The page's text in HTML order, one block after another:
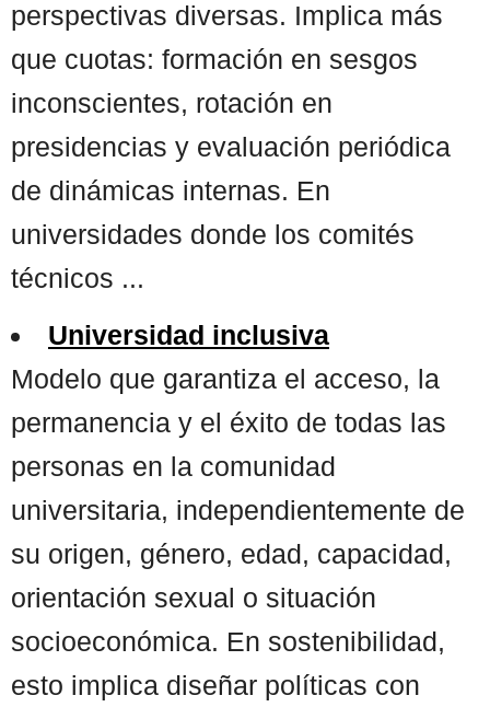
perspectivas diversas. Implica más
que cuotas: formación en sesgos
inconscientes, rotación en
presidencias y evaluación periódica
de dinámicas internas. En
universidades donde los comités
técnicos ...
Universidad inclusiva
Modelo que garantiza el acceso, la
permanencia y el éxito de todas las
personas en la comunidad
universitaria, independientemente de
su origen, género, edad, capacidad,
orientación sexual o situación
socioeconómica. En sostenibilidad,
esto implica diseñar políticas con